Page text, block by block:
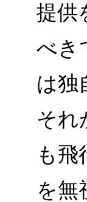
提供
べき
は独
それ
も飛
を無